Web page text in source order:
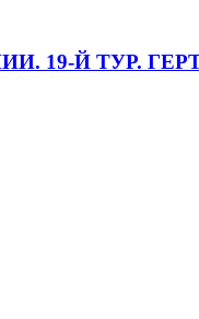
19-Й ТУР.